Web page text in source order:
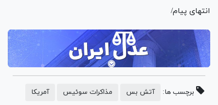
انتهای پیام/
برچسب ها: آتش بس مذاکرات سوئیس آمریکا